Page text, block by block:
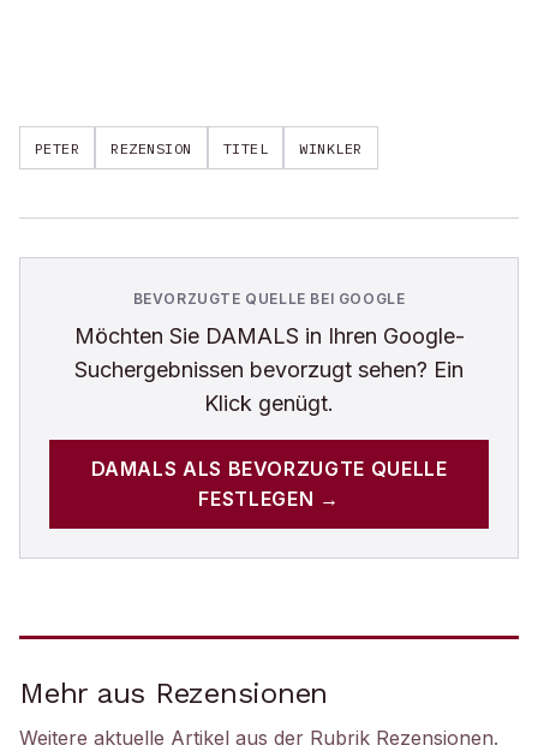
PETER REZENSION TITEL WINKLER
BEVORZUGTE QUELLE BEI GOOGLE
Möchten Sie DAMALS in Ihren Google-
Suchergebnissen bevorzugt sehen? Ein
Klick genügt.
DAMALS ALS BEVORZUGTE QUELLE
FESTLEGEN →
Mehr aus Rezensionen
Weitere aktuelle Artikel aus der Rubrik Rezensionen.